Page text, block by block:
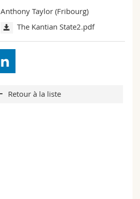
Anthony Taylor (Fribourg)
The Kantian State2.pdf
Retour à la liste